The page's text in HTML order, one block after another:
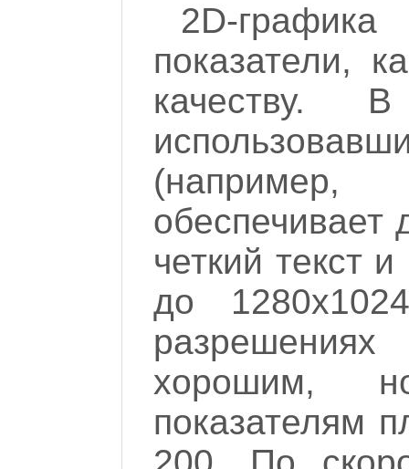
2D-
показатели,
качеству.
обеспечивает
четкий текст
до
хорошим,
показателям